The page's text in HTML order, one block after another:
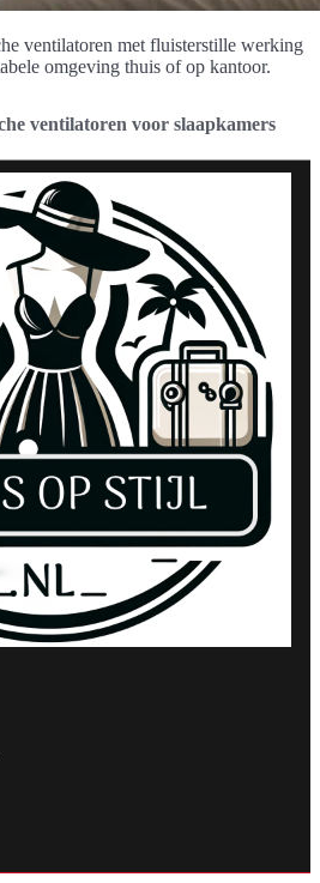
ventilatoren met fluisterstille werking
omgeving thuis of op kantoor.
ventilatoren voor slaapkamers